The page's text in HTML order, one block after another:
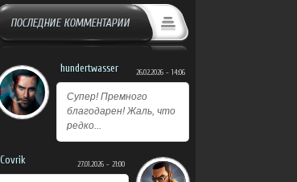
ПОСЛЕДНИЕ КОММЕНТАРИИ
hundertwasser 26.02.2026 - 14:06
Супер! Премного
благодарен! Жаль, что
редко...
Covrik 27.01.2026 - 21:00